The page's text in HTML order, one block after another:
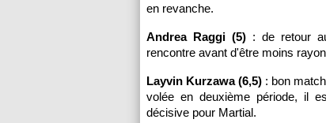
en revanche.
Andrea Raggi (5) : de retour
rencontre avant d'être moins
Layvin Kurzawa (6,5) : bon
volée en deuxième période, il
décisive pour Martial.